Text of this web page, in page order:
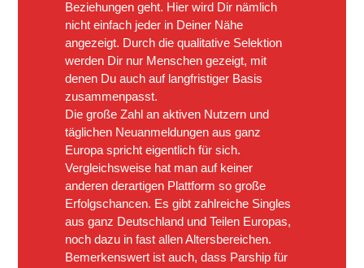
Beziehungen geht. Hier wird Dir nämlich
nicht einfach jeder in Deiner Nähe
angezeigt. Durch die qualitative Selektion
werden Dir nur Menschen gezeigt, mit
denen Du auch auf langfristiger Basis
zusammenpasst.
Die große Zahl an aktiven Nutzern und
täglichen Neuanmeldungen aus ganz
Europa spricht eigentlich für sich.
Vergleichsweise hat man auf keiner
anderen derartigen Plattform so große
Erfolgschancen. Es gibt zahlreiche Singles
aus ganz Deutschland und Teilen Europas,
noch dazu in fast allen Altersbereichen.
Bemerkenswert ist auch, dass Parship für